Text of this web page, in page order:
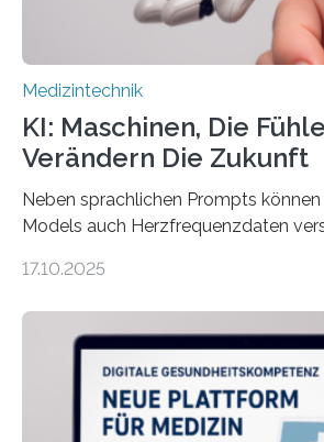
Medizintechnik
KI: Maschinen, Die
Verändern Die Zukunft
Neben sprachlichen Prompts
Models auch Herzfrequenzdaten
haben Dr. Morris Gellisch, ehemals an
und Boris Burr von der Ruhr-
dafür eine technische Schnittstelle,
physiologische Daten in Echtzeit an
übermittelt werden können. Die
17.10.2025